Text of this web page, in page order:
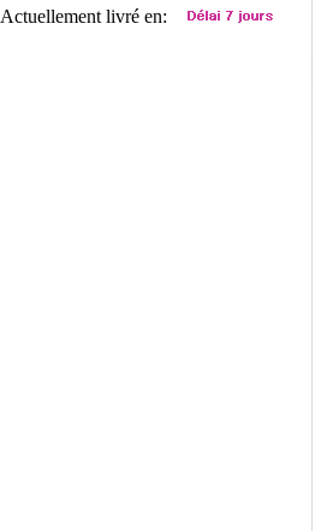
Actuellement livré en: